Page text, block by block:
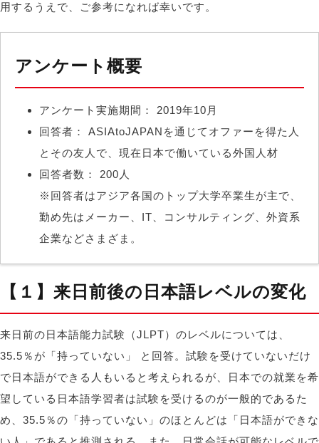
用するうえで、ご参考になれば幸いです。
アンケート概要
アンケート実施期間： 2019年10月
回答者： ASIAtoJAPANを通じてオファーを得た人
とその友人で、現在日本で働いている外国人材
回答者数： 200人
※回答者はアジア各国のトップ大学卒業生が主で、
勤め先はメーカー、IT、コンサルティング、外資系
企業などさまざま。
【１】来日前後の日本語レベルの変化
来日前の日本語能力試験（JLPT）のレベルについては、
35.5％が「持っていない」 と回答。試験を受けていないだけ
で日本語ができる人もいると考えられるが、日本での就業を希
望している日本語学習者は試験を受けるのが一般的であるた
め、35.5％の「持っていない」のほとんどは「日本語ができな